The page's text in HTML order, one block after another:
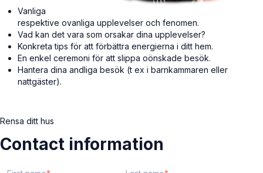
Vanliga
respektive ovanliga upplevelser och fenomen.
Vad kan det vara som orsakar dina upplevelser?
Konkreta tips för att förbättra energierna i ditt hem.
En enkel ceremoni för att slippa oönskade besök.
Hantera dina andliga besök (t ex i barnkammaren eller
nattgäster).
Rensa ditt hus
Contact information